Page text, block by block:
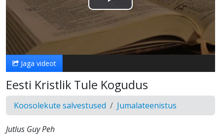
Esita
Jaga videot
Eesti Kristlik Tule Kogudus
Koosolekute salvestused Jumalateenistus
Jutlus Guy Peh